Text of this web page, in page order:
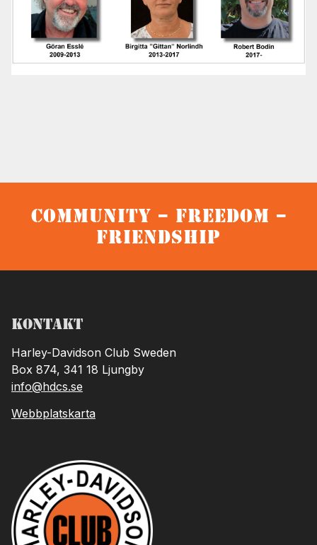
Community – Freedom –
Friendship
Kontakt
Harley-Davidson Club Sweden
Box 874, 341 18 Ljungby
info@hdcs.se
Webbplatskarta